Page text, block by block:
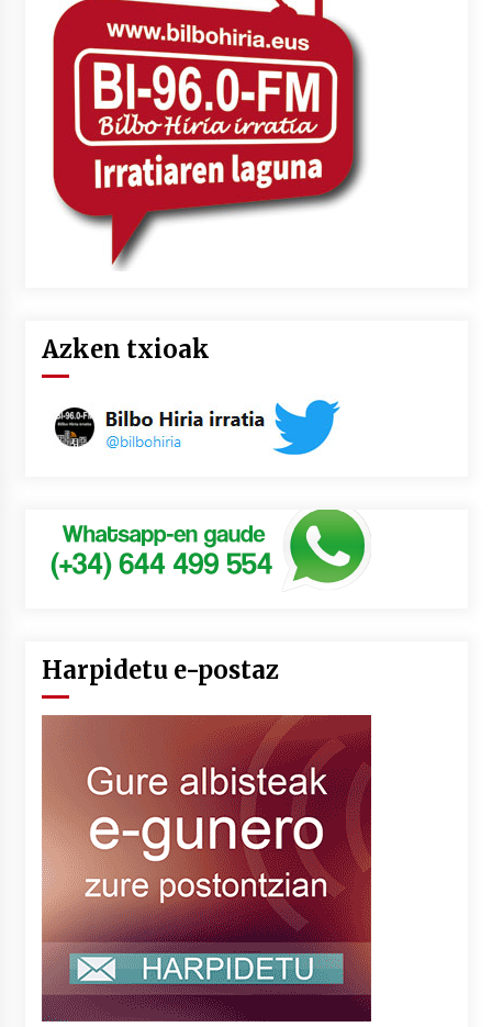
SOINUGELA: Paul McCartney eta Ringo Starr-en
lan berriak
2026/07/03
MUSIBLA #297: Bide, Boards Of Canada, Somak,
Tiga, Twisted Teens, Underscores, Habia
2026/07/02
Azken txioak
Harpidetu e-postaz